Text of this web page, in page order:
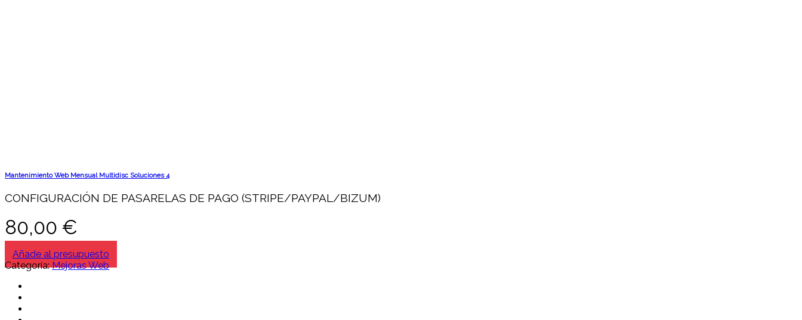
Mantenimiento Web Mensual Multidisc Soluciones 4
CONFIGURACIÓN DE PASARELAS DE PAGO (STRIPE/PAYPAL/BIZUM)
80,00 €
Añade al presupuesto
Categoría:Mejoras Web